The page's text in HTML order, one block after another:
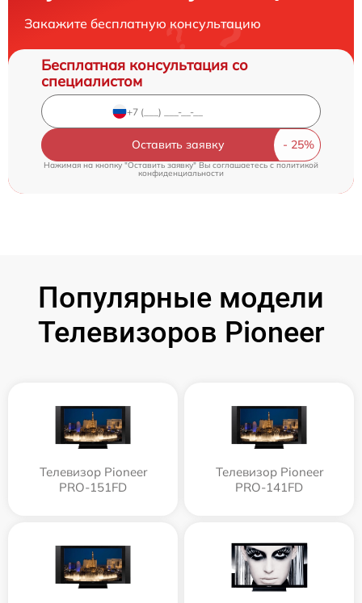
Закажите бесплатную консультацию
Бесплатная консультация со
специалистом
Оставить заявку
Нажимая на кнопку "Оставить заявку" Вы соглашаетесь cполитикой
конфиденциальности
Популярные модели
Телевизоров Pioneer
Телевизор Pioneer
PRO-151FD
Телевизор Pioneer
PRO-141FD